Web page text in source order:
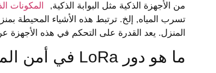
من الأجهزة الذكية مثل البوابة الذكية,
المكونات
تسرب المياه, إلخ. ترتبط هذه الأشياء المحيطة
المنزل. يعد القدرة على التحكم في هذه الأجهزة
ما هو دور LoRa في أمن المنزل الذكي